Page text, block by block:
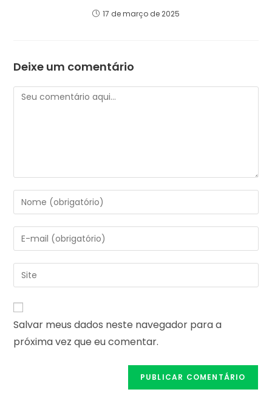
17 de março de 2025
Deixe um comentário
Comentário
Digite
seu
nome
ou
de
usuário
para
comentar
Digite
seu
endereço
de
mail
para
comentar
Digite
o
URL
do
seu
site
Salvar meus dados neste navegador para a
próxima vez que eu comentar.